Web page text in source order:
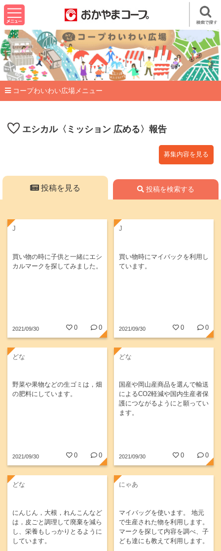
コープわいわい広場メニュー
エシカル〈ミッション 広める〉報告
募集内容を見る
投稿を見る 投稿を検索する
J
買い物の時に子供と一緒にエシ
カルマークを探してみました。
2021/09/30 0 0
J
買い物時にマイバックを利用し
ています。
2021/09/30 0 0
どな
野菜や果物などの生ゴミは，畑
の肥料にしています。
2021/09/30 0 0
どな
国産や岡山産商品を選んで輸送
によるCO2軽減や国内生産者保
護につながるようにと願ってい
ます。
2021/09/30 0 0
どな
にんじん，大根，れんこんなど
は，皮ごと調理して廃棄を減ら
し、栄養もしっかりとるように
しています。
にゃあ
マイバッグを使います。 地元
で生産された物を利用します。
マークを探して内容を調べ、子
ども達にも教えて利用します。